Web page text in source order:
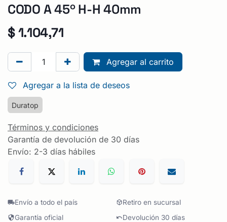
CODO A 45º H-H 40mm
$1.104,71
Agregar al carrito
Agregar a la lista de deseos
Duratop
Términos y condiciones
Garantía de devolución de 30 días
Envío: 2-3 días hábiles
Envío a todo el país
Retiro en sucursal
Garantía oficial
Devolución 30 días